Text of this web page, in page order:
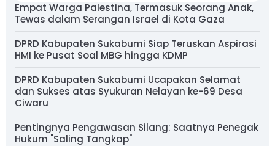
Empat Warga Palestina, Termasuk Seorang Anak,
Tewas dalam Serangan Israel di Kota Gaza
DPRD Kabupaten Sukabumi Siap Teruskan Aspirasi
HMI ke Pusat Soal MBG hingga KDMP
DPRD Kabupaten Sukabumi Ucapakan Selamat
dan Sukses atas Syukuran Nelayan ke-69 Desa
Ciwaru
Pentingnya Pengawasan Silang: Saatnya Penegak
Hukum "Saling Tangkap"